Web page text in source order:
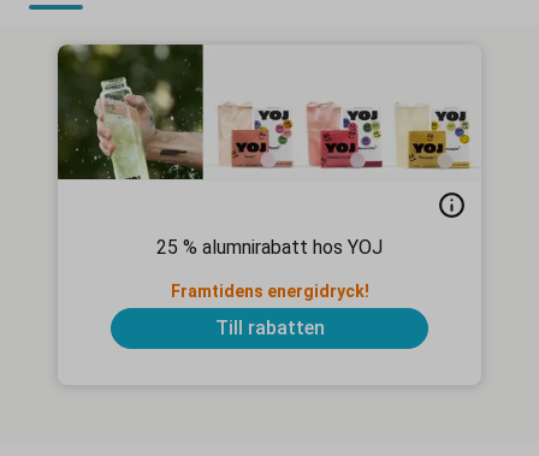
25 % alumnirabatt hos YOJ
Framtidens energidryck!
Till rabatten